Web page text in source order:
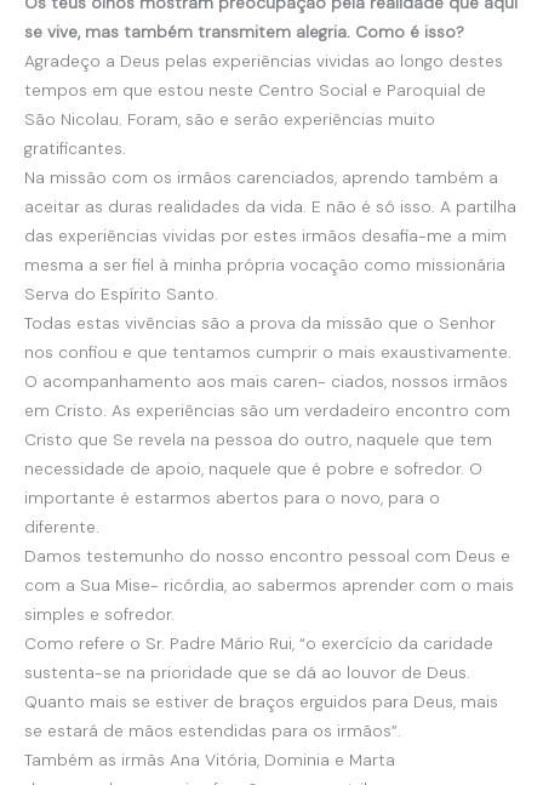
se vive, mas também transmitem alegria. Como é isso?
Agradeço a Deus pelas experiências vividas ao longo destes
tempos em que estou neste Centro Social e Paroquial de
São Nicolau. Foram, são e serão experiências muito
gratificantes.
Na missão com os irmãos carenciados, aprendo também a
aceitar as duras realidades da vida. E não é só isso. A partilha
das experiências vividas por estes irmãos desafia-me a mim
mesma a ser fiel à minha própria vocação como missionária
Serva do Espírito Santo.
Todas estas vivências são a prova da missão que o Senhor
nos confiou e que tentamos cumprir o mais exaustivamente.
O acompanhamento aos mais caren- ciados, nossos irmãos
em Cristo. As experiências são um verdadeiro encontro com
Cristo que Se revela na pessoa do outro, naquele que tem
necessidade de apoio, naquele que é pobre e sofredor. O
importante é estarmos abertos para o novo, para o
diferente.
Damos testemunho do nosso encontro pessoal com Deus e
com a Sua Mise- ricórdia, ao sabermos aprender com o mais
simples e sofredor.
Como refere o Sr. Padre Mário Rui, “o exercício da caridade
sustenta-se na prioridade que se dá ao louvor de Deus.
Quanto mais se estiver de braços erguidos para Deus, mais
se estará de mãos estendidas para os irmãos”.
Também as irmãs Ana Vitória, Dominia e Marta